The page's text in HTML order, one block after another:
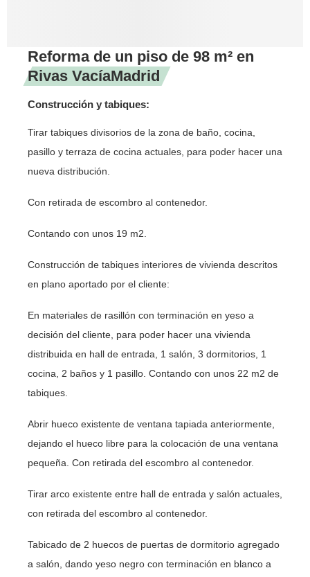
Reforma de un piso de 98 m² en
Rivas VacíaMadrid
Construcción y tabiques:
Tirar tabiques divisorios de la zona de baño, cocina,
pasillo y terraza de cocina actuales, para poder hacer una
nueva distribución.
Con retirada de escombro al contenedor.
Contando con unos 19 m2.
Construcción de tabiques interiores de vivienda descritos
en plano aportado por el cliente:
En materiales de rasillón con terminación en yeso a
decisión del cliente, para poder hacer una vivienda
distribuida en hall de entrada, 1 salón, 3 dormitorios, 1
cocina, 2 baños y 1 pasillo. Contando con unos 22 m2 de
tabiques.
Abrir hueco existente de ventana tapiada anteriormente,
dejando el hueco libre para la colocación de una ventana
pequeña. Con retirada del escombro al contenedor.
Tirar arco existente entre hall de entrada y salón actuales,
con retirada del escombro al contenedor.
Tabicado de 2 huecos de puertas de dormitorio agregado
a salón, dando yeso negro con terminación en blanco a